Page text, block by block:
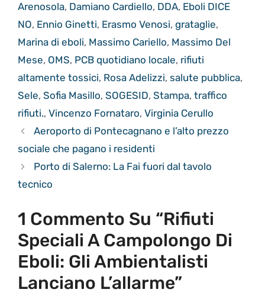
Arenosola, Damiano Cardiello, DDA, Eboli DICE
NO, Ennio Ginetti, Erasmo Venosi, grataglie,
Marina di eboli, Massimo Cariello, Massimo Del
Mese, OMS, PCB quotidiano locale, rifiuti
altamente tossici, Rosa Adelizzi, salute pubblica,
Sele, Sofia Masillo, SOGESID, Stampa, traffico
rifiuti., Vincenzo Fornataro, Virginia Cerullo
Aeroporto di Pontecagnano e l’alto prezzo
sociale che pagano i residenti
Porto di Salerno: La Fai fuori dal tavolo
tecnico
1 Commento Su “Rifiuti
Speciali A Campolongo Di
Eboli: Gli Ambientalisti
Lanciano L’allarme”